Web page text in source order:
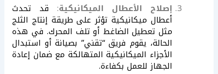
إصلاح الأعطال الميكانيكية: قد تحدث
أعطال ميكانيكية تؤثر على طريقة إنتاج الثلج
مثل تعطيل الضاغط أو تلف المحرك. في هذه
الحالة، يقوم فريق “تقني” بصيانة أو استبدال
الأجزاء الميكانيكية المتهالكة مع ضمان إعادة
الجهاز للعمل بكفاءة.